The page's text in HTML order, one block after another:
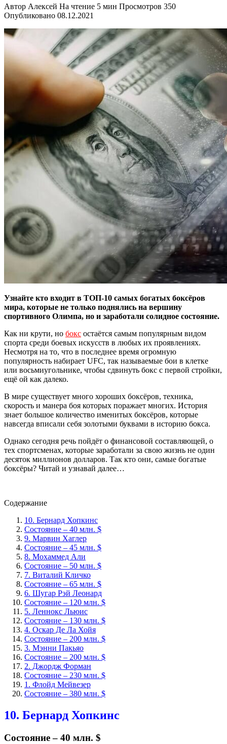
Автор Алексей На чтение 5 мин Просмотров 350
Опубликовано 08.12.2021
Узнайте кто входит в ТОП-10 самых богатых боксёров
мира, которые не только поднялись на вершину
спортивного Олимпа, но и заработали солидное состояние.
Как ни крути, но бокс остаётся самым популярным видом
спорта среди боевых искусств в любых их проявлениях.
Несмотря на то, что в последнее время огромную
популярность набирает UFC, так называемые бои в клетке
или восьмиугольнике, чтобы сдвинуть бокс с первой стройки,
ещё ой как далеко.
В мире существует много хороших боксёров, техника,
скорость и манера боя которых поражает многих. История
знает большое количество именитых боксёров, которые
навсегда вписали себя золотыми буквами в историю бокса.
Однако сегодня речь пойдёт о финансовой составляющей, о
тех спортсменах, которые заработали за свою жизнь не один
десяток миллионов долларов. Так кто они, самые богатые
боксёры? Читай и узнавай далее…
Содержание
10. Бернард Хопкинс
Состояние – 40 млн. $
9. Марвин Хаглер
Состояние – 45 млн. $
8. Мохаммед Али
Состояние – 50 млн. $
7. Виталий Кличко
Состояние – 65 млн. $
6. Шугар Рэй Леонард
Состояние – 120 млн. $
5. Леннокс Льюис
Состояние – 130 млн. $
4. Оскар Де Ла Хойя
Состояние – 200 млн. $
3. Мэнни Пакьяо
Состояние – 200 млн. $
2. Джордж Форман
Состояние – 230 млн. $
1. Флойд Мейвезер
Состояние – 380 млн. $
10. Бернард Хопкинс
Состояние – 40 млн. $